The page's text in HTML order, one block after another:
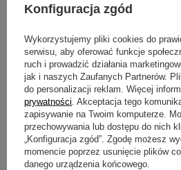
PONIEDZIAŁEK - CZWARTEK DO 12:00
CZWARTEK PO 12:00 - SOBOTA DO
Wysyłka w poniedziałek
SOBOTA PO 12:00 - NIEDZIELA
Wysyłka we wtorek
Produkujemy dopiero po złożeniu
koszulka i bluza powstaje specjalnie dla
przed wysyłką.
Konfiguracja zgód
Wykorzystujemy pliki cookies do
serwisu, aby oferować funkcje
ruch i prowadzić działania
jak i naszych Zaufanych Partnerów.
do personalizacji reklam. Więcej
prywatności . Akceptacja tego
zapisywanie na Twoim komputerze.
przechowywania lub dostępu do nich
„Konfiguracja zgód”. Zgodę możesz
momencie poprzez usunięcie plików
danego urządzenia końcowego.